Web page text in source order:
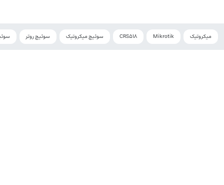
میکروتیک Mikrotik
CRS518 سوئیچ میکروتیک سوئیچ روتر